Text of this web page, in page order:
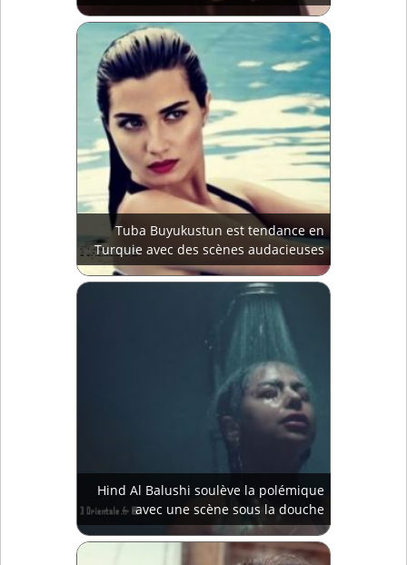
Tuba Buyukustun est tendance en
Turquie avec des scènes audacieuses
Hind Al Balushi soulève la polémique
avec une scène sous la douche